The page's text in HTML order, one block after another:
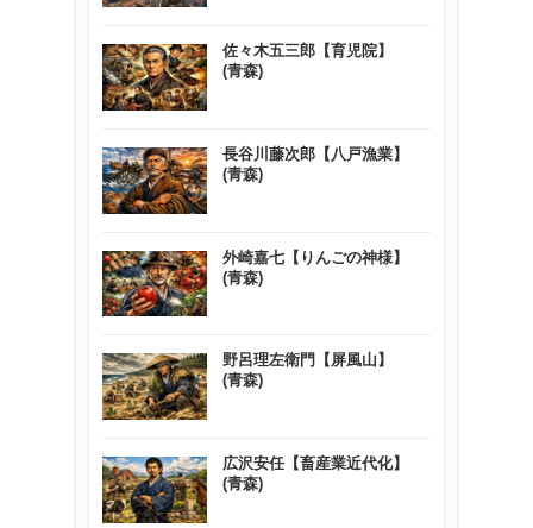
佐々木五三郎【育児院】
(青森)
長谷川藤次郎【八戸漁業】
(青森)
外崎嘉七【りんごの神様】
(青森)
野呂理左衛門【屏風山】
(青森)
広沢安任【畜産業近代化】
(青森)